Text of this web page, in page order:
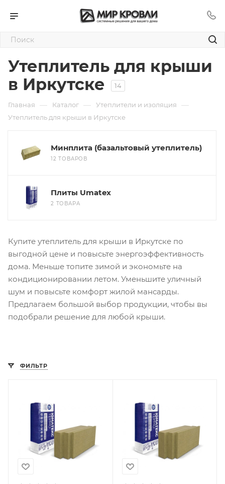
Утеплитель для крыши
в Иркутске
14
Главная — Каталог — Утеплители и изоляция —
Утеплитель для крыши в Иркутске
Минплита (базальтовый утеплитель)
12 ТОВАРОВ
Плиты Umatex
2 ТОВАРА
Купите утеплитель для крыши в Иркутске по
выгодной цене и повысьте энергоэффективность
дома. Меньше топите зимой и экономьте на
кондиционировании летом. Уменьшите уличный
шум и повысьте комфорт жилой мансарды.
Предлагаем большой выбор продукции, чтобы вы
подобрали решение для любой крыши.
ФИЛЬТР